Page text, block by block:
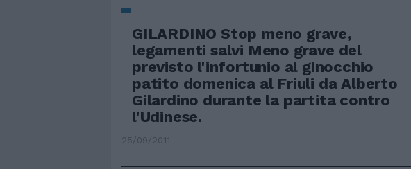
GILARDINO Stop meno grave,
legamenti salvi Meno grave del
previsto l'infortunio al ginocchio
patito domenica al Friuli da Alberto
Gilardino durante la partita contro
l'Udinese.
25/09/2011